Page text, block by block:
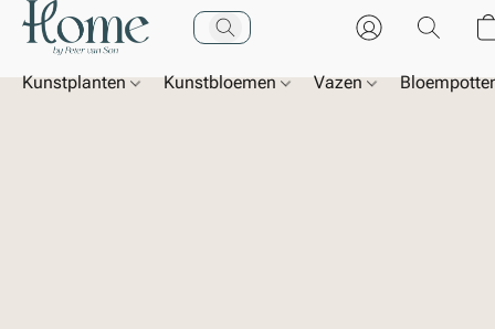
Kunstplanten Kunstbloemen Vazen